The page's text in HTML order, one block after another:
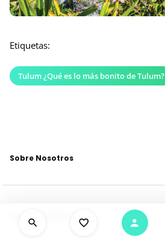
Etiquetas:
Tulum ¿Qué es lo más bonito de Tulum?
Sobre Nosotros
Quienes Somos